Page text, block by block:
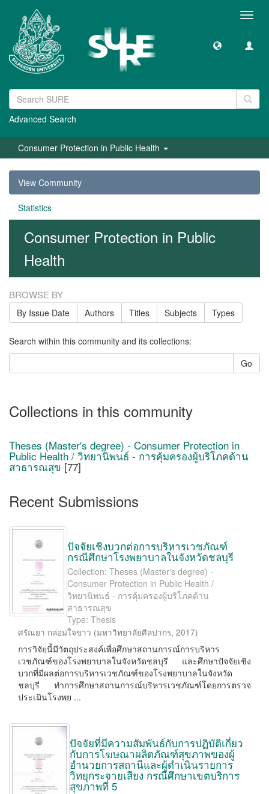
Advanced Search
Consumer Protection in Public Health
View Community
Statistics
Consumer Protection in Public
Health
BROWSE BY
By Issue Date Authors Titles Subjects Types
Search within this community and its collections:
Go
Collections in this community
Theses (Master's degree) - Consumer Protection in
Public Health / วิทยานิพนธ์ - การคุ้มครองผู้บริโภคด้าน
สาธารณสุข [77]
Recent Submissions
ปัจจัยเชิงบวกต่อการบริหารเวชภัณฑ์
กรณีศึกษาโรงพยาบาลในจังหวัดชลบุรี
Collection: Theses (Master's degree) -
Consumer Protection in Public Health /
วิทยานิพนธ์ - การคุ้มครองผู้บริโภคด้าน
สาธารณสุข
Type: Thesis
ศรัณยา กล่อมใจขาว (มหาวิทยาลัยศิลปากร, 2017)
การวิจัยนี้มีวัตถุประสงค์เพื่อศึกษาสถานการณ์การบริหาร
เวชภัณฑ์ของโรงพยาบาลในจังหวัดชลบุรี และศึกษาปัจจัยเชิง
บวกที่มีผลต่อการบริหารเวชภัณฑ์ของโรงพยาบาลในจังหวัด
ชลบุรี ทำการศึกษาสถานการณ์บริหารเวชภัณฑ์โดยการตรวจ
ประเมินโรงพย ...
ปัจจัยที่มีความสัมพันธ์กับการปฏิบัติเกี่ยว
กับการโฆษณาผลิตภัณฑ์สุขภาพของผู้
อำนวยการสถานีและผู้ดำเนินรายการ
วิทยุกระจายเสียง กรณีศึกษาเขตบริการ
สุขภาพที่ 5